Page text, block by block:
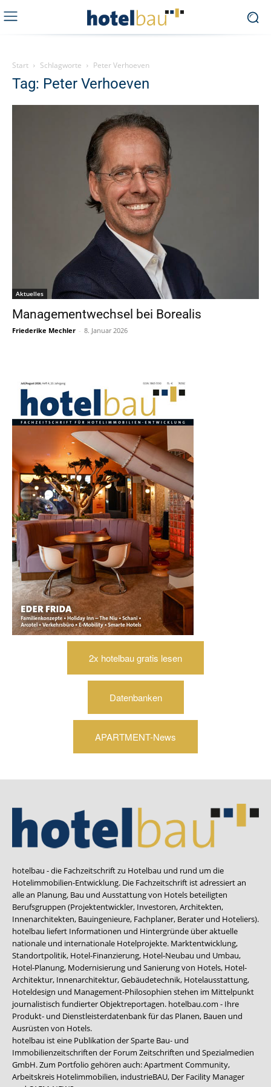
Start Schlagworte Peter Verhoeven
Tag: Peter Verhoeven
Aktuelles
Managementwechsel bei Borealis
Friederike Mechler - 8. Januar 2026
2x hotelbau gratis lesen
Datenbanken
APARTMENT-News
hotelbau - die Fachzeitschrift zu Hotelbau und rund um die
Hotelimmobilien-Entwicklung. Die Fachzeitschrift ist adressiert an
alle an Planung, Bau und Ausstattung von Hotels beteiligten
Berufsgruppen (Projektentwickler, Investoren, Architekten,
Innenarchitekten, Bauingenieure, Fachplaner, Berater und Hoteliers).
hotelbau liefert Informationen und Hintergründe über aktuelle
nationale und internationale Hotelprojekte. Marktentwicklung,
Standortpolitik, Hotel-Finanzierung, Hotel-Neubau und Umbau,
Hotel-Planung, Modernisierung und Sanierung von Hotels, Hotel-
Architektur, Innenarchitektur, Gebäudetechnik, Hotelausstattung,
Hoteldesign und Management-Philosophien stehen im Mittelpunkt
journalistisch fundierter Objektreportagen. hotelbau.com - Ihre
Produkt- und Dienstleisterdatenbank für das Planen, Bauen und
Ausrüsten von Hotels.
hotelbau ist eine Publikation der Sparte Bau- und
Immobilienzeitschriften der Forum Zeitschriften und Spezialmedien
GmbH. Zum Portfolio gehören auch:Apartment Community,
Arbeitskreis Hotelimmobilien, industrieBAU, Der Facility Manager